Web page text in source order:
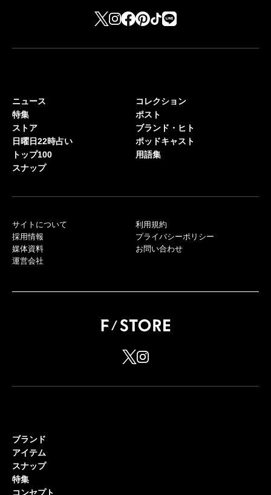
ニュース
特集
ストア
日曜日22時占い
トップ100
スナップ
コレクション
ポスト
ブランド・ヒト
ポッドキャスト
用語集
サイトについて
採用情報
媒体資料
運営会社
利用規約
プライバシーポリシー
お問い合わせ
ブランド
アイテム
スナップ
特集
コンセプト